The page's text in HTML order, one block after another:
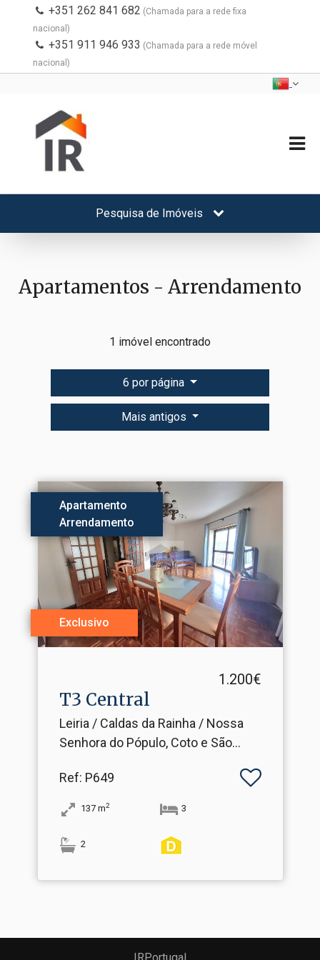
+351 262 841 682 (Chamada para a rede fixa
nacional)
+351 911 946 933 (Chamada para a rede móvel
nacional)
Pesquisa de Imóveis
Apartamentos - Arrendamento
1 imóvel encontrado
6 por página
Mais antigos
Apartamento
Arrendamento
Exclusivo
1.200€
T3 Central
Leiria / Caldas da Rainha / Nossa
Senhora do Pópulo, Coto e São
Ref: P649
137 m2 3
2